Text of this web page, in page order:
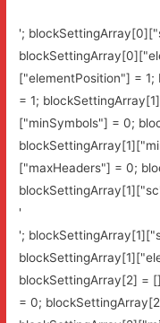
';
["elementPosition"] =
= 1;
["minSymbols"] = 0;
["maxHeaders"] = 0;
'
';
blockSettingArray[2] =
= 0;